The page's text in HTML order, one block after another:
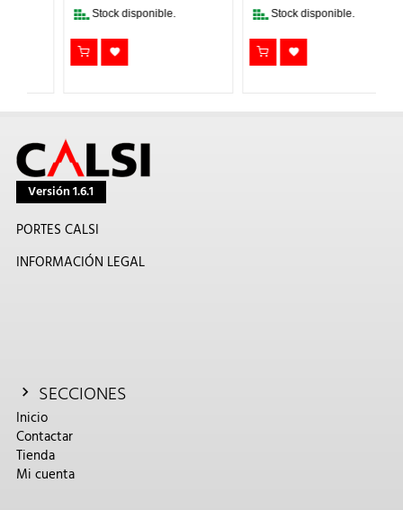
Stock disponible. Stock disponible.
Versión 1.6.1
PORTES CALSI
INFORMACIÓN LEGAL
SECCIONES
Inicio
Contactar
Tienda
Mi cuenta